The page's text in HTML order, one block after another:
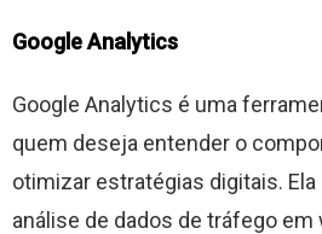
Google Analytics
Google Analytics é uma
quem deseja entender o
otimizar estratégias digitais.
análise de dados de tráfego